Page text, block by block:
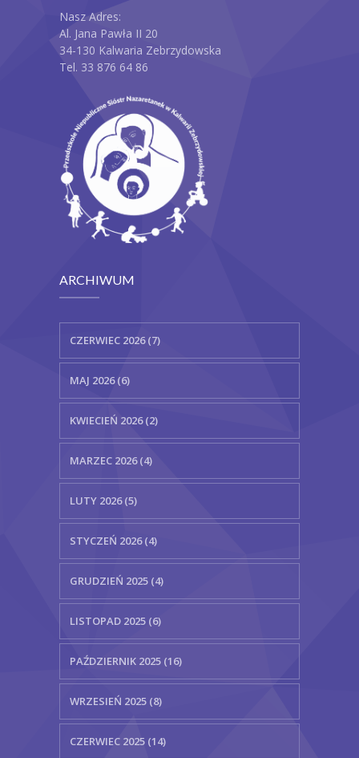
Nasz Adres:
Al. Jana Pawła II 20
34-130 Kalwaria Zebrzydowska
Tel. 33 876 64 86
ARCHIWUM
CZERWIEC 2026 (7)
MAJ 2026 (6)
KWIECIEŃ 2026 (2)
MARZEC 2026 (4)
LUTY 2026 (5)
STYCZEŃ 2026 (4)
GRUDZIEŃ 2025 (4)
LISTOPAD 2025 (6)
PAŹDZIERNIK 2025 (16)
WRZESIEŃ 2025 (8)
CZERWIEC 2025 (14)